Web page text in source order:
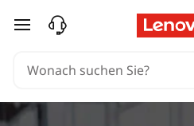
zum Hauptinhalt springen